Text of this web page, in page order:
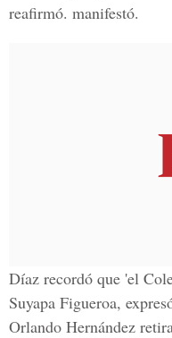
reafirmó. manifestó.
Díaz recordó que 'el
Suyapa Figueroa,
Orlando Hernández